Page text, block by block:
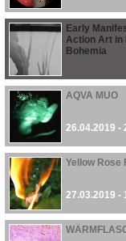
Early
Action Art in
Bohemia
26.04.2019 - 16.06.2019
AQVA MUO
26.04.2019 -
Yellow Rose
27.03.2019 -